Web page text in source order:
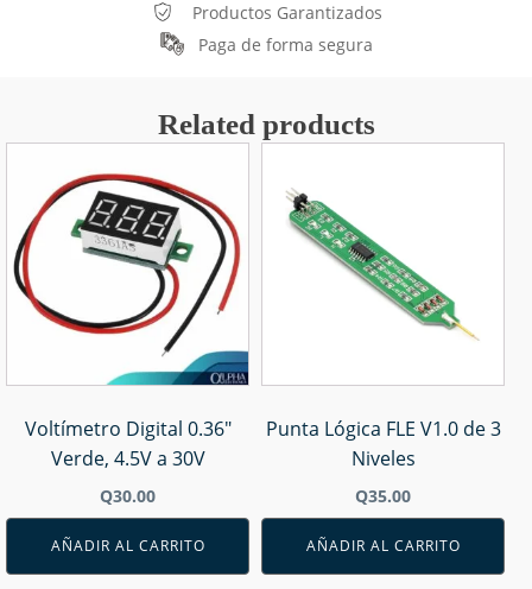
Productos Garantizados
Paga de forma segura
Related products
Voltímetro Digital 0.36"
Verde, 4.5V a 30V
Q30.00
AÑADIR AL CARRITO
Punta Lógica FLE V1.0 de 3
Niveles
Q35.00
AÑADIR AL CARRITO